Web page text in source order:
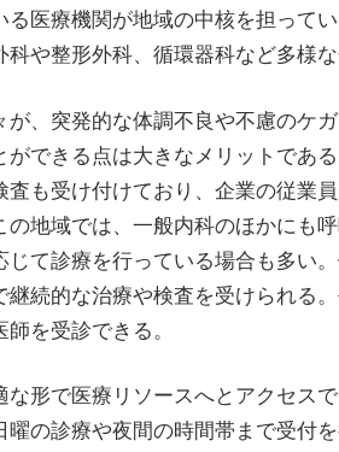
医療機関が地域の中核を担って
や整形外科、循環器科など多様
、突発的な体調不良や不慮のケ
できる点は大きなメリットであ
も受け付けており、企業の従業
地域では、一般内科のほかにも
て診療を行っている場合も多い
続的な治療や検査を受けられる
を受診できる。
形で医療リソースへとアクセス
の診療や夜間の時間帯まで受付